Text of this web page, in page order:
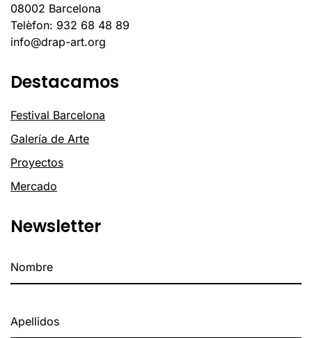
08002 Barcelona
Telèfon: 932 68 48 89
info@drap-art.org
Destacamos
Festival Barcelona
Galería de Arte
Proyectos
Mercado
Newsletter